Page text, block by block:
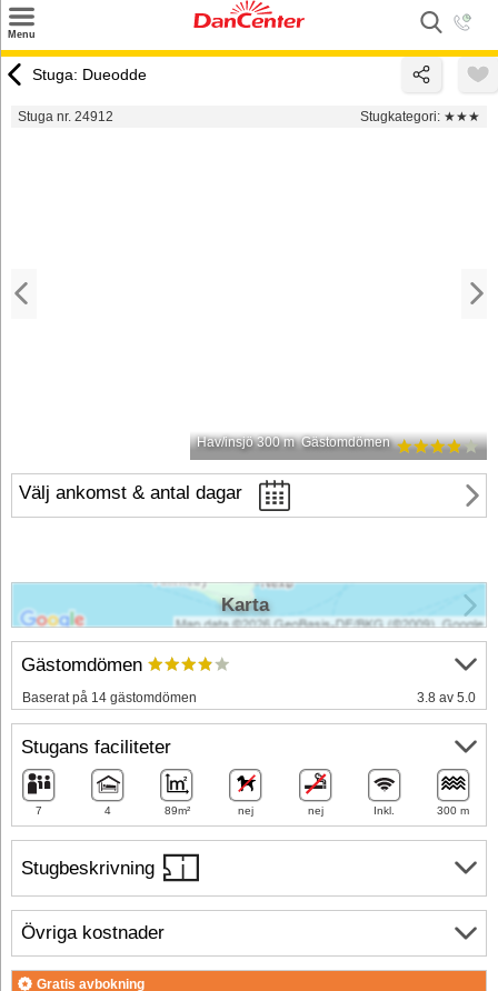
Menu
Tilbud
Stuga: Dueodde
Stuga nr. 24912 Stugkategori: ★★★
Hav/insjö 300 m Gästomdömen
Välj ankomst & antal dagar
Stugbeskrivning
Gästomdömen
Baserat på 14 gästomdömen 3.8 av 5.0
Stugans faciliteter
7 4 89m² nej nej Inkl. 300 m
Övriga kostnader
Gratis avbokning
Karta